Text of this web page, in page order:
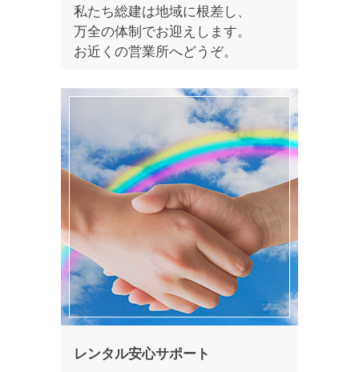
私たち総建は地域に根差し、
万全の体制でお迎えします。
お近くの営業所へどうぞ。
レンタル安心サポート